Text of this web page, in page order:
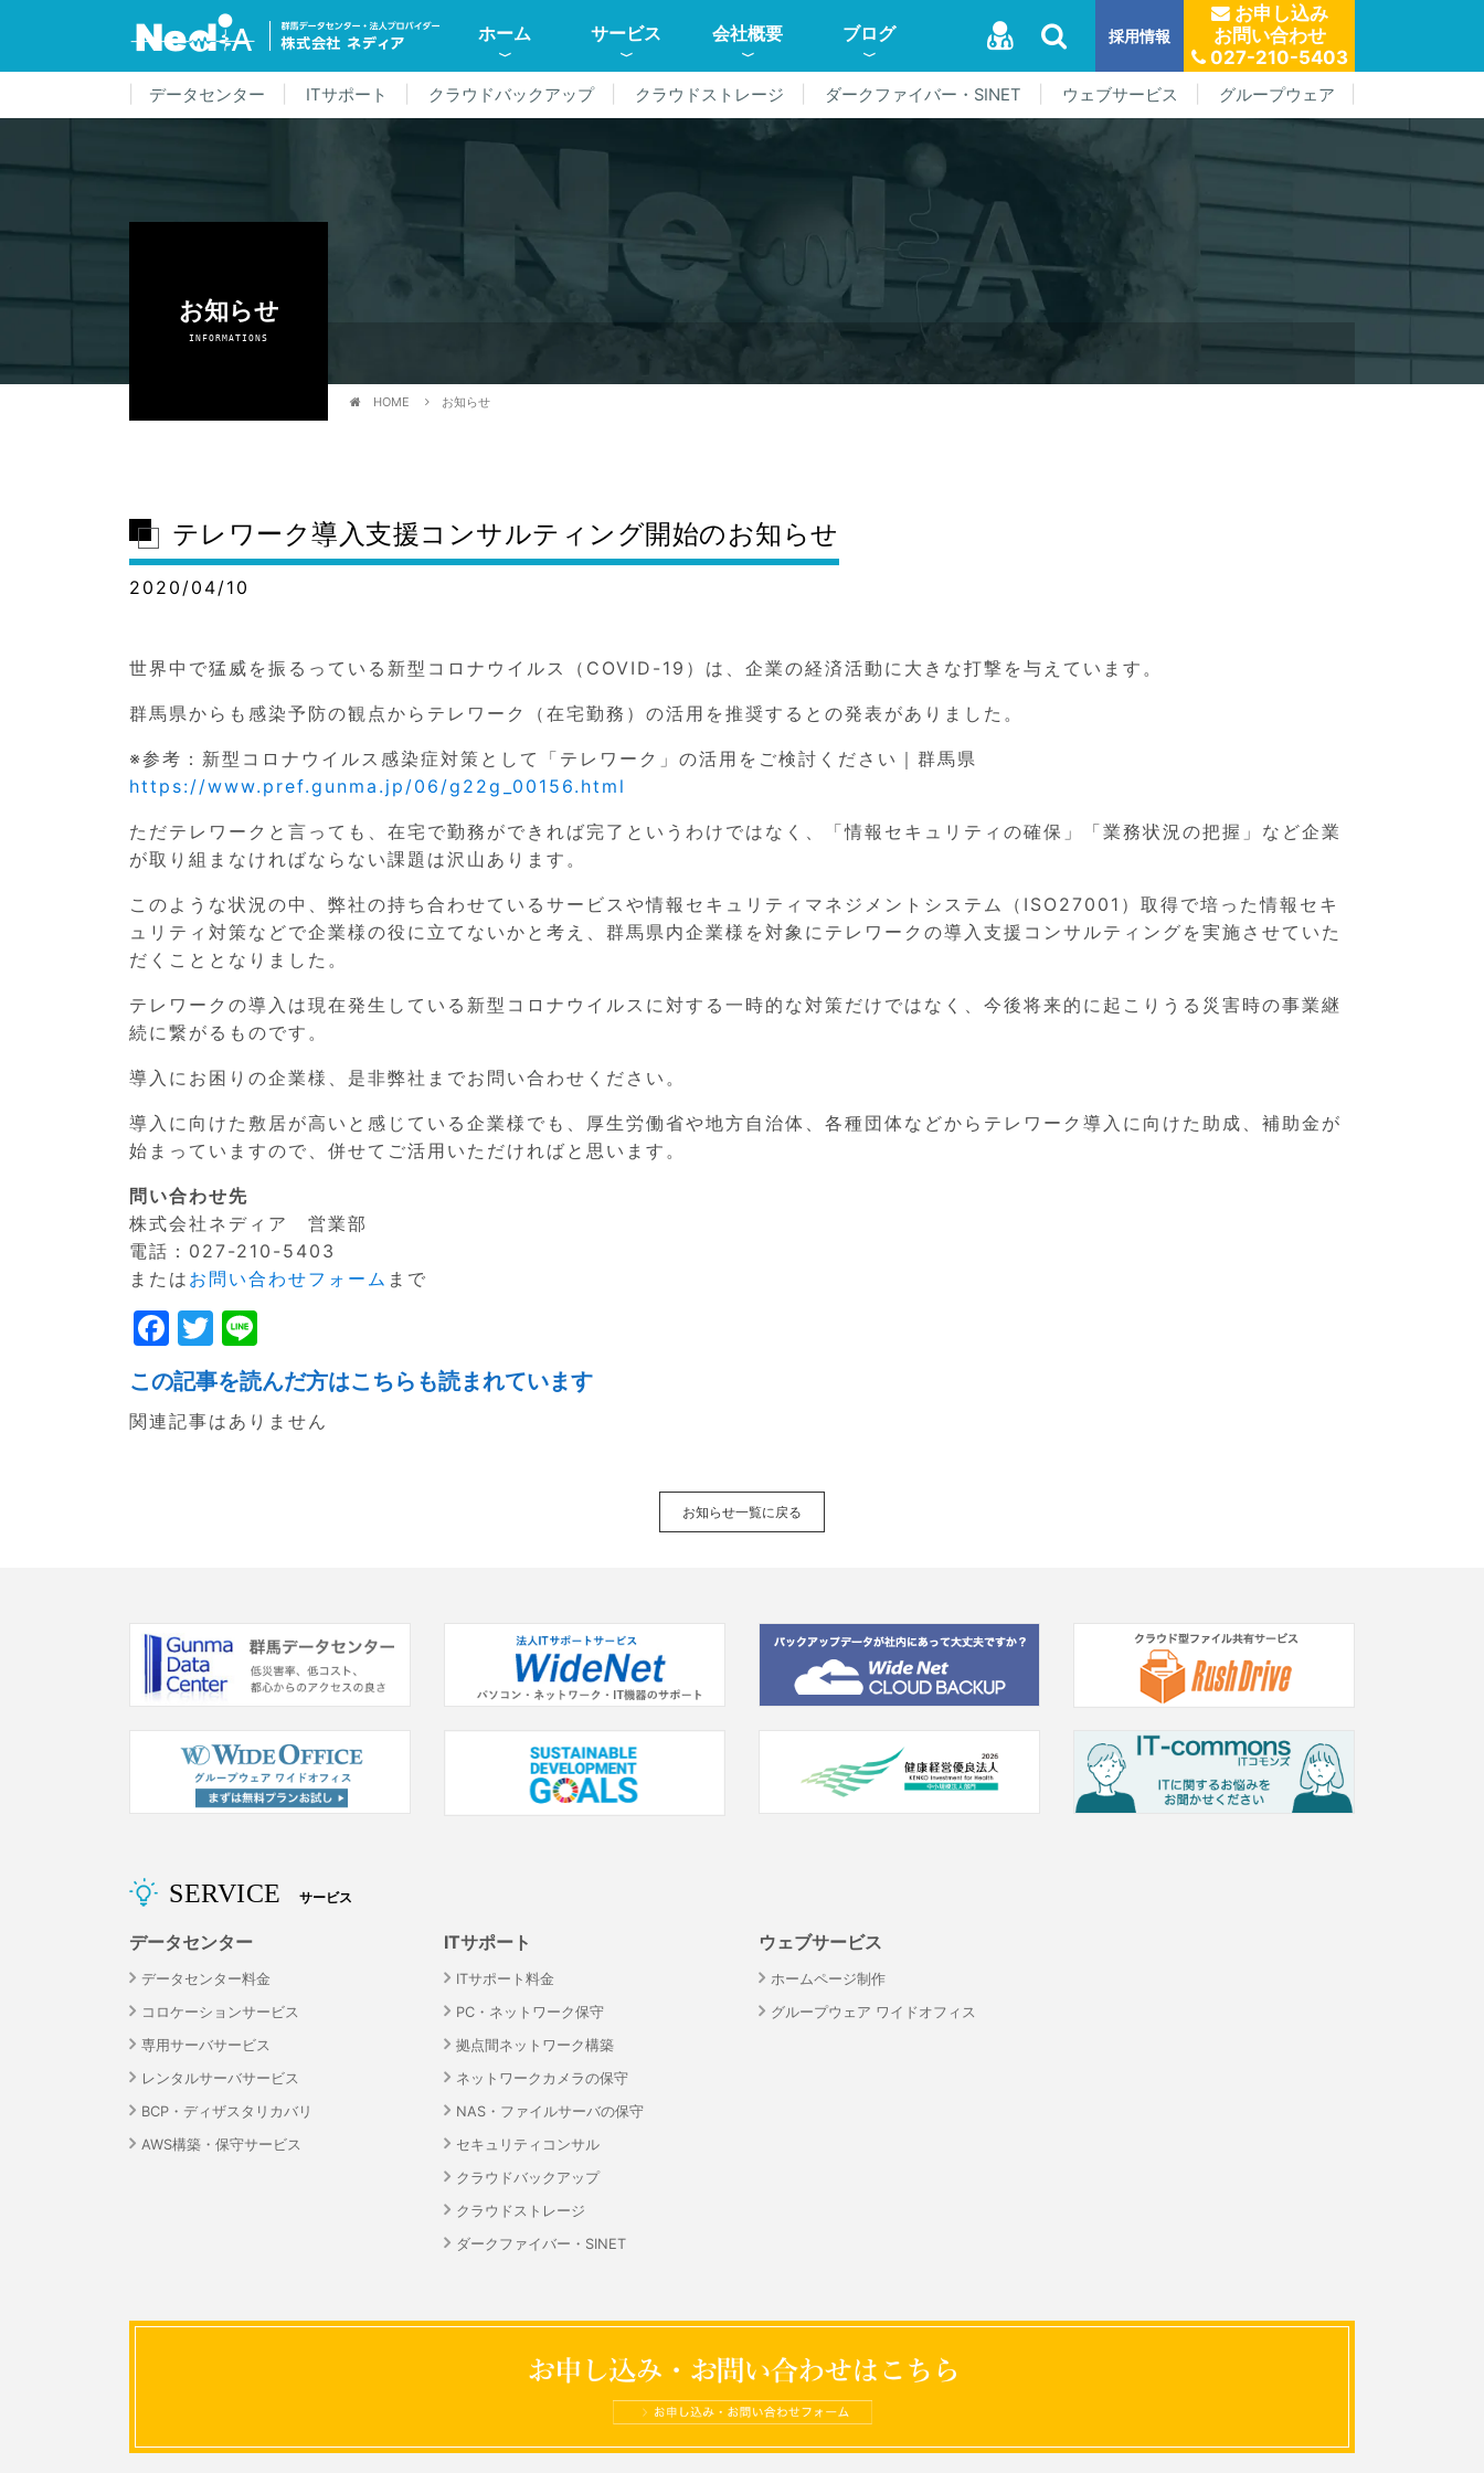
ホーム サービス 会社概要 ブログ 採用情報
お申し込み
お問い合わせ
027-210-5403
データセンター ITサポート クラウドバックアップ クラウドストレージ ダークファイバー・SINET ウェブサービス グループウェア
お知らせ
INFORMATIONS
HOME お知らせ
テレワーク導入支援コンサルティング開始のお知らせ
2020/04/10
世界中で猛威を振るっている新型コロナウイルス（COVID-19）は、企業の経済活動に大きな打撃を与えています。
群馬県からも感染予防の観点からテレワーク（在宅勤務）の活用を推奨するとの発表がありました。
※参考：新型コロナウイルス感染症対策として「テレワーク」の活用をご検討ください｜群馬県
https://www.pref.gunma.jp/06/g22g_00156.html
ただテレワークと言っても、在宅で勤務ができれば完了というわけではなく、「情報セキュリティの確保」「業務状況の把握」など企業
が取り組まなければならない課題は沢山あります。
このような状況の中、弊社の持ち合わせているサービスや情報セキュリティマネジメントシステム（ISO27001）取得で培った情報セキ
ュリティ対策などで企業様の役に立てないかと考え、群馬県内企業様を対象にテレワークの導入支援コンサルティングを実施させていた
だくこととなりました。
テレワークの導入は現在発生している新型コロナウイルスに対する一時的な対策だけではなく、今後将来的に起こりうる災害時の事業継
続に繋がるものです。
導入にお困りの企業様、是非弊社までお問い合わせください。
導入に向けた敷居が高いと感じている企業様でも、厚生労働省や地方自治体、各種団体などからテレワーク導入に向けた助成、補助金が
始まっていますので、併せてご活用いただければと思います。
問い合わせ先
株式会社ネディア 営業部
電話：027-210-5403
または お問い合わせフォーム まで
F
a
c
e
T
w
itt
er
n
e
この記事を読んだ方はこちらも読まれています
関連記事はありません
お知らせ一覧に戻る
SERVICE サービス
データセンター
データセンター料金
コロケーションサービス
専用サーバサービス
レンタルサーバサービス
BCP・ディザスタリカバリ
AWS構築・保守サービス
ITサポート
ITサポート料金
PC・ネットワーク保守
拠点間ネットワーク構築
ネットワークカメラの保守
NAS・ファイルサーバの保守
セキュリティコンサル
クラウドバックアップ
クラウドストレージ
ダークファイバー・SINET
ウェブサービス
ホームページ制作
グループウェア ワイドオフィス